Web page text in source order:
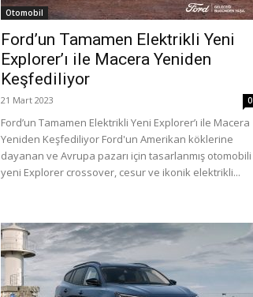
Otomobil
Ford’un Tamamen Elektrikli Yeni
Explorer’ı ile Macera Yeniden
Keşfediliyor
21 Mart 2023 0
Ford’un Tamamen Elektrikli Yeni Explorer’ı ile Macera
Yeniden Keşfediliyor Ford'un Amerikan köklerine
dayanan ve Avrupa pazarı için tasarlanmış otomobili
yeni Explorer crossover, cesur ve ikonik elektrikli...